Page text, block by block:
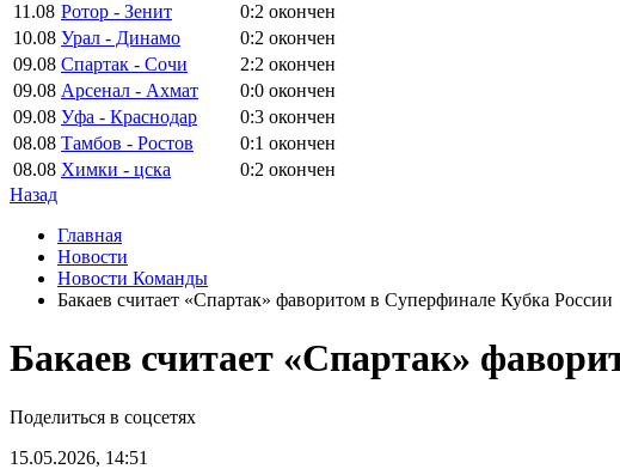
11.08 Ротор - Зенит 0:2 окончен
10.08 Урал - Динамо 0:2 окончен
09.08 Спартак - Сочи 2:2 окончен
09.08 Арсенал - Ахмат 0:0 окончен
09.08 Уфа - Краснодар 0:3 окончен
08.08 Тамбов - Ростов 0:1 окончен
08.08 Химки - цска 0:2 окончен
Назад
Главная
Новости
Новости Команды
Бакаев считает «Спартак» фаворитом в Суперфинале Кубка России
Бакаев считает «Спартак»
Поделиться в соцсетях
15.05.2026, 14:51